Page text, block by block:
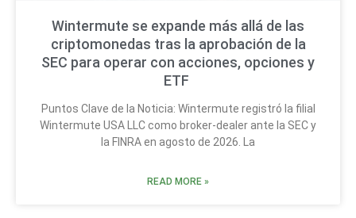
Wintermute se expande más allá de las
criptomonedas tras la aprobación de la
SEC para operar con acciones, opciones y
ETF
Puntos Clave de la Noticia: Wintermute registró la filial
Wintermute USA LLC como broker-dealer ante la SEC y
la FINRA en agosto de 2026. La
READ MORE »